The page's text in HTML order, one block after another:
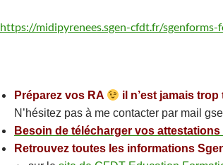
https://midipyrenees.sgen-cfdt.fr/
Préparez vos RA
il n’est jamais trop
N’hésitez pas à me contacter par mail
Besoin de télécharger vos attestations
Retrouvez toutes les informations